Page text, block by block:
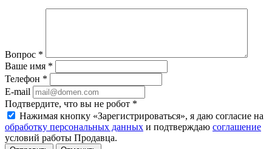
Вопрос *
Ваше имя *
Телефон *
E-mail
Подтвердите, что вы не робот *
Нажимая кнопку «Зарегистрироваться», я даю согласие на
обработку персональных данных и подтверждаю соглашение
условий работы Продавца.